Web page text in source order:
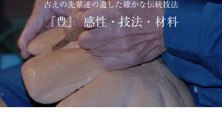
古えの先輩達の遺した確かな伝統技法
『豊』感性・技法・材料